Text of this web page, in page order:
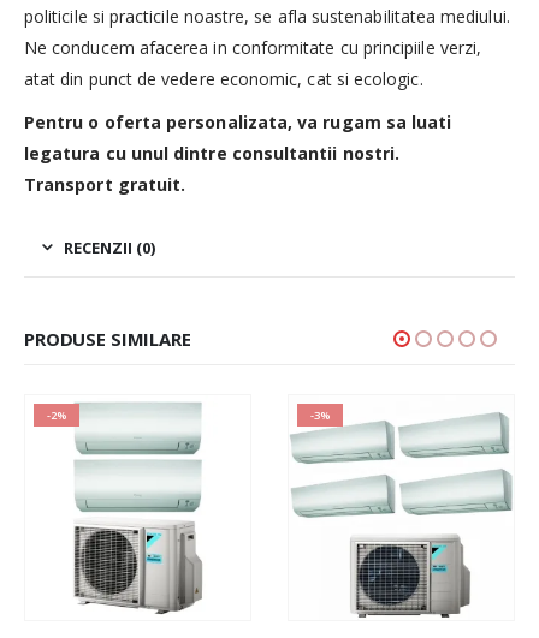
politicile si practicile noastre, se afla sustenabilitatea mediului.
Ne conducem afacerea in conformitate cu principiile verzi,
atat din punct de vedere economic, cat si ecologic.
Pentru o oferta personalizata, va rugam sa luati
legatura cu unul dintre consultantii nostri.
Transport gratuit.
RECENZII (0)
PRODUSE SIMILARE
-2% -3%